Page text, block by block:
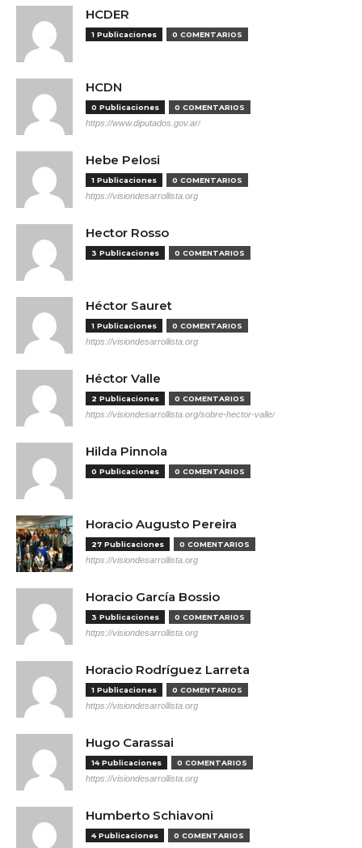
HCDER
1 Publicaciones 0 COMENTARIOS
HCDN
0 Publicaciones 0 COMENTARIOS
https://www.diputados.gov.ar/
Hebe Pelosi
1 Publicaciones 0 COMENTARIOS
https://visiondesarrollista.org
Hector Rosso
3 Publicaciones 0 COMENTARIOS
Héctor Sauret
1 Publicaciones 0 COMENTARIOS
https://visiondesarrollista.org
Héctor Valle
2 Publicaciones 0 COMENTARIOS
https://visiondesarrollista.org/sobre-hector-valle/
Hilda Pinnola
0 Publicaciones 0 COMENTARIOS
Horacio Augusto Pereira
27 Publicaciones 0 COMENTARIOS
https://visiondesarrollista.org
Horacio García Bossio
3 Publicaciones 0 COMENTARIOS
https://visiondesarrollista.org
Horacio Rodríguez Larreta
1 Publicaciones 0 COMENTARIOS
https://visiondesarrollista.org
Hugo Carassai
14 Publicaciones 0 COMENTARIOS
https://visiondesarrollista.org
Humberto Schiavoni
4 Publicaciones 0 COMENTARIOS